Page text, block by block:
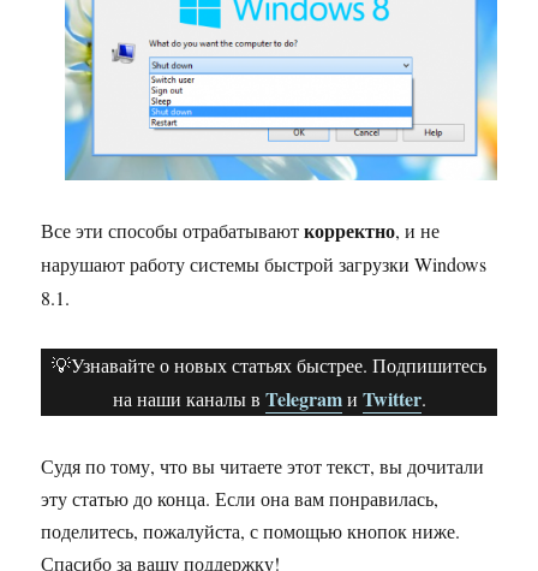
Все эти способы отрабатываюткорректно, и не
нарушают работу системы быстрой загрузки Windows
8.1.
💡Узнавайте о новых статьях быстрее. Подпишитесь
на наши каналы в Telegramи Twitter.
Судя по тому, что вы читаете этот текст, вы дочитали
эту статью до конца. Если она вам понравилась,
поделитесь, пожалуйста, с помощью кнопок ниже.
Спасибо за вашу поддержку!